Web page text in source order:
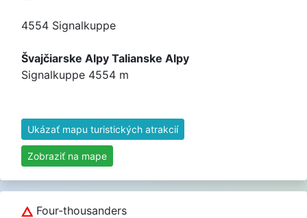
4554 Signalkuppe
Švajčiarske Alpy Talianske Alpy
Signalkuppe 4554 m
Ukázať mapu turistických atrakcií
Zobraziť na mape
Four-thousanders